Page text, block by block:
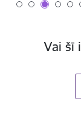
Vai šī